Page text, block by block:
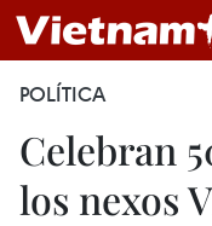
POLÍTICA
Celebran
los nexos